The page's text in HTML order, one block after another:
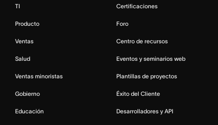
TI
Producto
Ventas
Salud
Ventas minoristas
Gobierno
Educación
Certificaciones
Foro
Centro de recursos
Eventos y seminarios web
Plantillas de proyectos
Éxito del Cliente
Desarrolladores y API